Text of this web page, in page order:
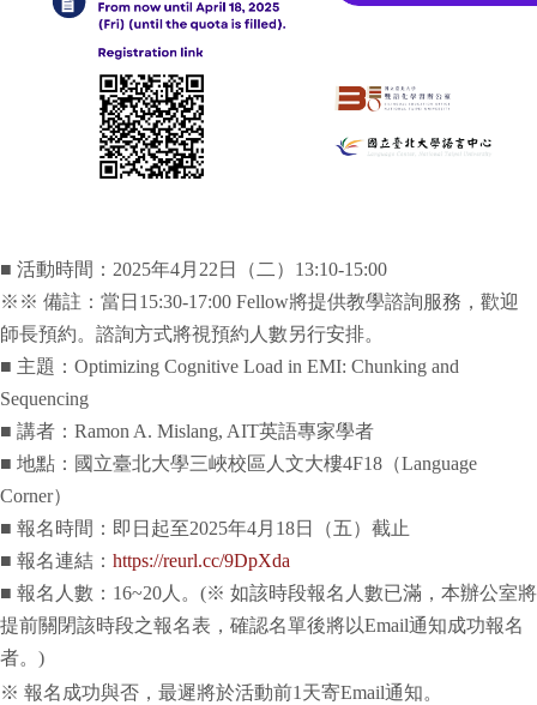
■ 活動時間：2025年4月22日（二）13:10-15:00
※※ 備註：當日15:30-17:00 Fellow將提供教學諮詢服務，歡迎
師長預約。諮詢方式將視預約人數另行安排。
■ 主題：Optimizing Cognitive Load in EMI: Chunking and
Sequencing
■ 講者：Ramon A. Mislang, AIT英語專家學者
■ 地點：國立臺北大學三峽校區人文大樓4F18（Language
Corner）
■ 報名時間：即日起至2025年4月18日（五）截止
■ 報名連結： https://reurl.cc/9DpXda
■ 報名人數：16~20人。(※ 如該時段報名人數已滿，本辦公室將
提前關閉該時段之報名表，確認名單後將以Email通知成功報名
者。)
※ 報名成功與否，最遲將於活動前1天寄Email通知。